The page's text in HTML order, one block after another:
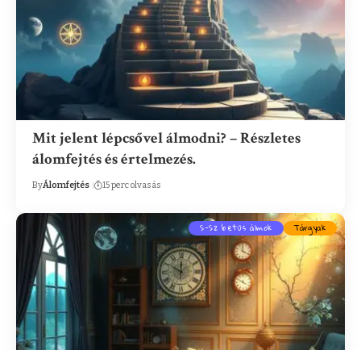
Mit jelent lépcsővel álmodni? – Részletes
álomfejtés és értelmezés.
ByÁlomfejtés 15 perc olvasás
S-Sz betűs álmok Tárgyak